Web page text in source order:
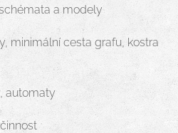
a modely
minimální cesta grafu, kostra
automaty